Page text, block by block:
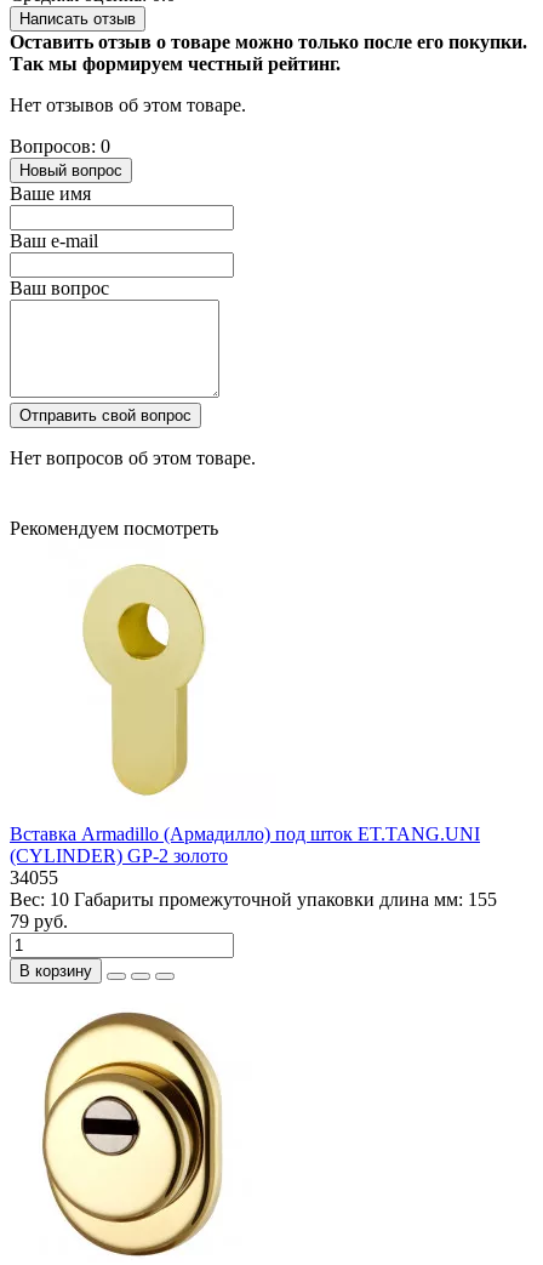
Написать отзыв
Оставить отзыв о товаре можно только после его покупки.
Так мы формируем честный рейтинг.
Нет отзывов об этом товаре.
Вопросов: 0
Новый вопрос
Ваше имя
Ваш e-mail
Ваш вопрос
Отправить свой вопрос
Нет вопросов об этом товаре.
Рекомендуем посмотреть
Вставка Armadillo (Армадилло) под шток ET.TANG.UNI
(CYLINDER) GP-2 золото
34055
Вес: 10 Габариты промежуточной упаковки длина мм: 155
79 руб.
В корзину